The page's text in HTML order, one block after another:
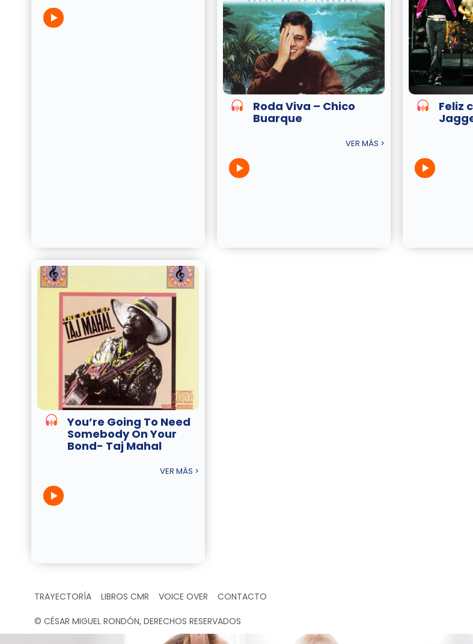
Roda Viva – Chico
Buarque
VER MÁS >
Feliz
You’re Going To Need
Somebody On Your
Bond- Taj Mahal
VER MÁS >
TRAYECTORÍA LIBROS CMR VOICE OVER CONTACTO
© CÉSAR MIGUEL RONDÓN, DERECHOS RESERVADOS